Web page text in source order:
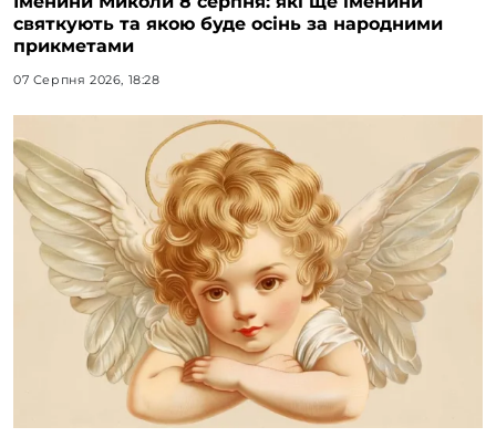
святкують та якою буде осінь за народними
прикметами
07 Серпня 2026, 18:28